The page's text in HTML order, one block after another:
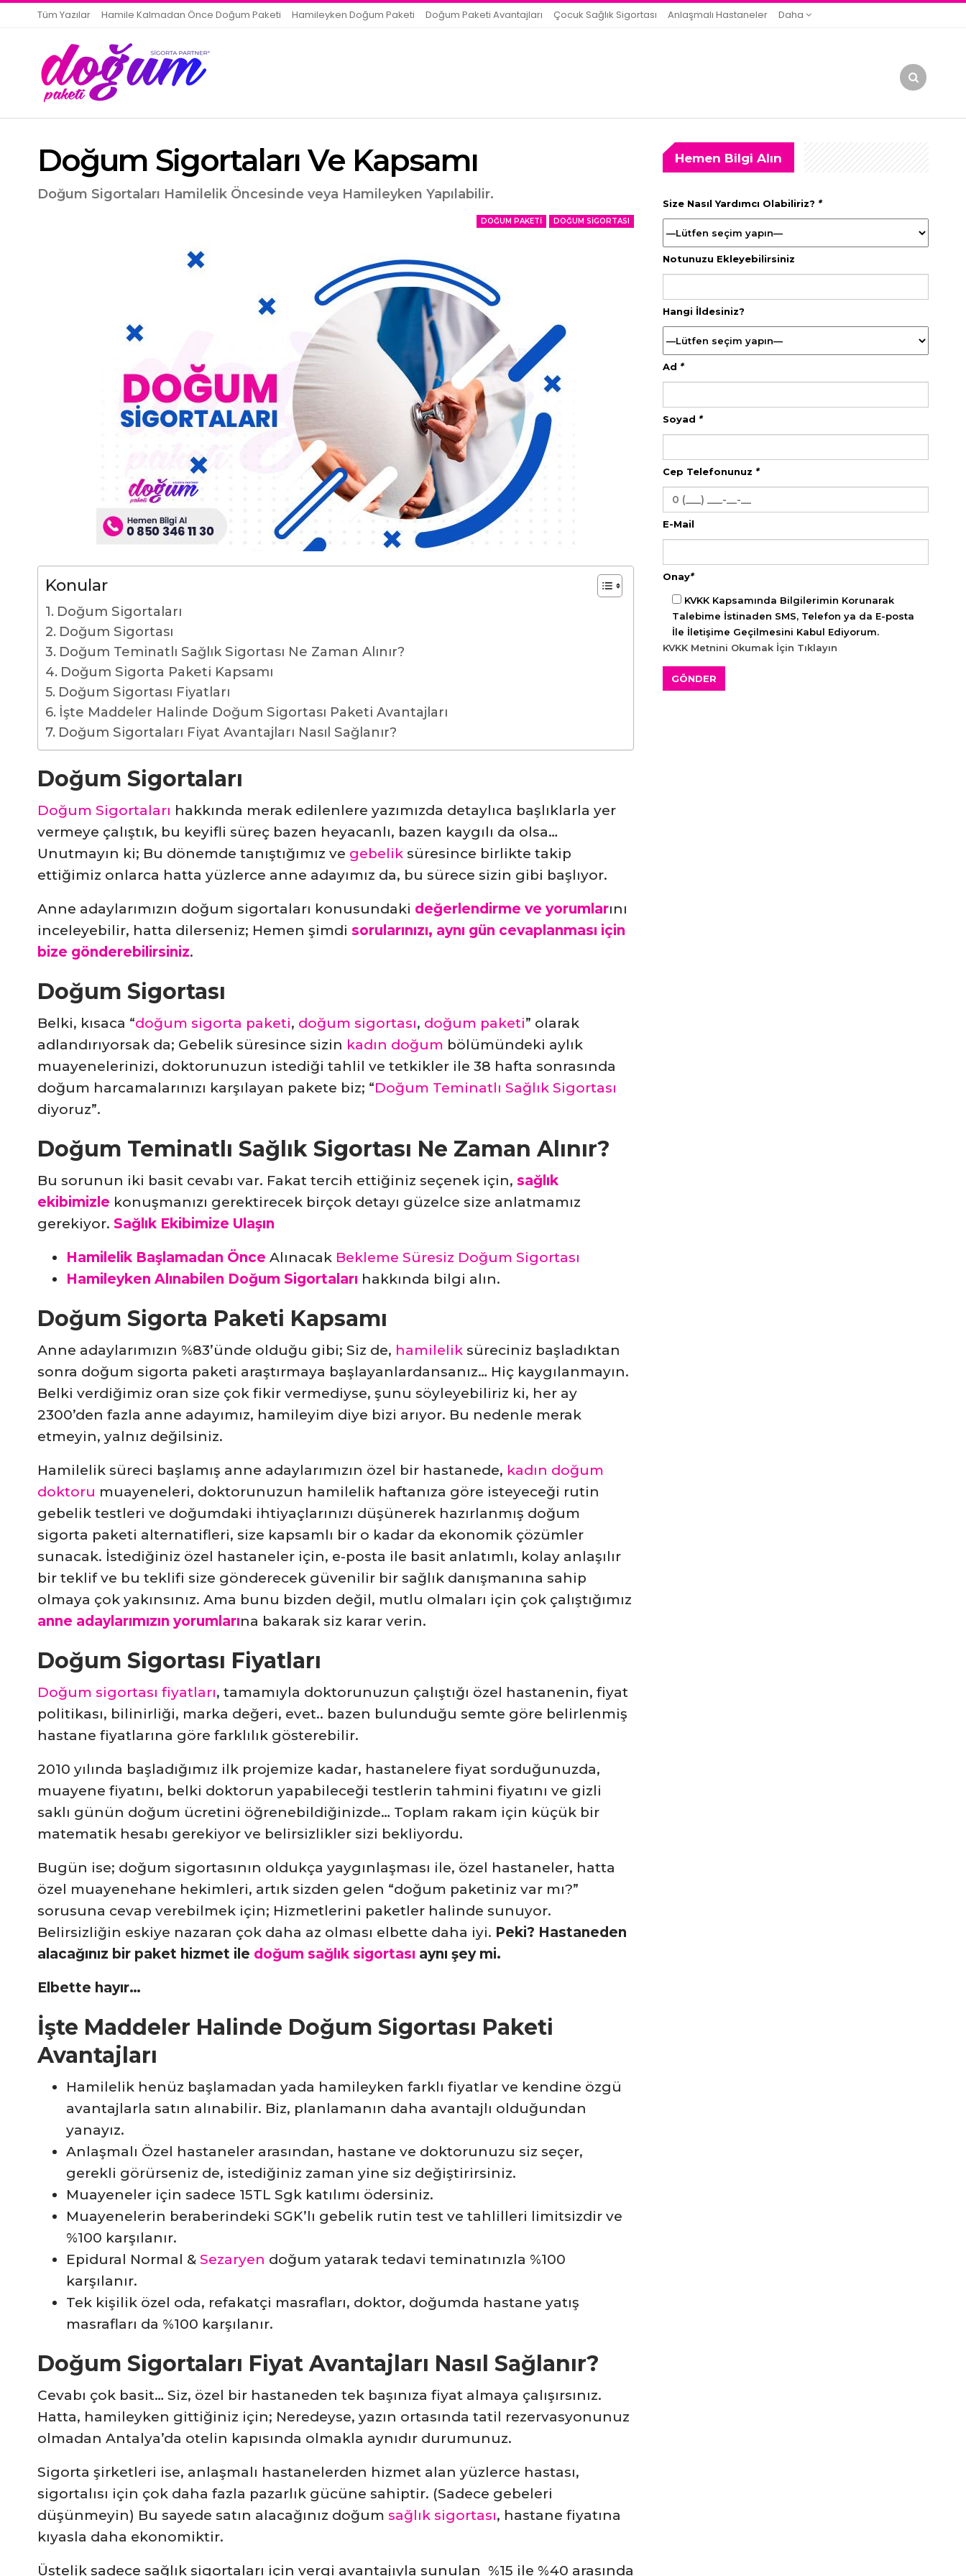
Tüm Yazılar Hamile Kalmadan Önce Doğum Paketi Hamileyken Doğum Paketi Doğum Paketi Avantajları Çocuk Sağlık Sigortası Anlaşmalı Hastaneler Daha
Doğum Sigortaları Ve Kapsamı
Doğum Sigortaları Hamilelik Öncesinde veya Hamileyken Yapılabilir.
DOĞUM PAKETI DOĞUM SIGORTASI
Konular
Doğum Sigortaları
Doğum Sigortası
Doğum Teminatlı Sağlık Sigortası Ne Zaman Alınır?
Doğum Sigorta Paketi Kapsamı
Doğum Sigortası Fiyatları
İşte Maddeler Halinde Doğum Sigortası Paketi Avantajları
Doğum Sigortaları Fiyat Avantajları Nasıl Sağlanır?
Doğum Sigortaları
Doğum Sigortaları hakkında merak edilenlere yazımızda detaylıca başlıklarla yer
vermeye çalıştık, bu keyifli süreç bazen heyacanlı, bazen kaygılı da olsa…
Unutmayın ki; Bu dönemde tanıştığımız ve gebelik süresince birlikte takip
ettiğimiz onlarca hatta yüzlerce anne adayımız da, bu sürece sizin gibi başlıyor.
Anne adaylarımızın doğum sigortaları konusundaki değerlendirme ve yorumlarını
inceleyebilir, hatta dilerseniz; Hemen şimdi sorularınızı, aynı gün cevaplanması için
bize gönderebilirsiniz.
Doğum Sigortası
Belki, kısaca “doğum sigorta paketi, doğum sigortası, doğum paketi” olarak
adlandırıyorsak da; Gebelik süresince sizin kadın doğum bölümündeki aylık
muayenelerinizi, doktorunuzun istediği tahlil ve tetkikler ile 38 hafta sonrasında
doğum harcamalarınızı karşılayan pakete biz; “Doğum Teminatlı Sağlık Sigortası
diyoruz”.
Doğum Teminatlı Sağlık Sigortası Ne Zaman Alınır?
Bu sorunun iki basit cevabı var. Fakat tercih ettiğiniz seçenek için, sağlık
ekibimizle konuşmanızı gerektirecek birçok detayı güzelce size anlatmamız
gerekiyor. Sağlık Ekibimize Ulaşın
Hamilelik Başlamadan Önce Alınacak Bekleme Süresiz Doğum Sigortası
Hamileyken Alınabilen Doğum Sigortaları hakkında bilgi alın.
Doğum Sigorta Paketi Kapsamı
Anne adaylarımızın %83’ünde olduğu gibi; Siz de, hamilelik süreciniz başladıktan
sonra doğum sigorta paketi araştırmaya başlayanlardansanız… Hiç kaygılanmayın.
Belki verdiğimiz oran size çok fikir vermediyse, şunu söyleyebiliriz ki, her ay
2300’den fazla anne adayımız, hamileyim diye bizi arıyor. Bu nedenle merak
etmeyin, yalnız değilsiniz.
Hamilelik süreci başlamış anne adaylarımızın özel bir hastanede, kadın doğum
doktoru muayeneleri, doktorunuzun hamilelik haftanıza göre isteyeceği rutin
gebelik testleri ve doğumdaki ihtiyaçlarınızı düşünerek hazırlanmış doğum
sigorta paketi alternatifleri, size kapsamlı bir o kadar da ekonomik çözümler
sunacak. İstediğiniz özel hastaneler için, e-posta ile basit anlatımlı, kolay anlaşılır
bir teklif ve bu teklifi size gönderecek güvenilir bir sağlık danışmanına sahip
olmaya çok yakınsınız. Ama bunu bizden değil, mutlu olmaları için çok çalıştığımız
anne adaylarımızın yorumlarına bakarak siz karar verin.
Doğum Sigortası Fiyatları
Doğum sigortası fiyatları, tamamıyla doktorunuzun çalıştığı özel hastanenin, fiyat
politikası, bilinirliği, marka değeri, evet.. bazen bulunduğu semte göre belirlenmiş
hastane fiyatlarına göre farklılık gösterebilir.
2010 yılında başladığımız ilk projemize kadar, hastanelere fiyat sorduğunuzda,
muayene fiyatını, belki doktorun yapabileceği testlerin tahmini fiyatını ve gizli
saklı günün doğum ücretini öğrenebildiğinizde… Toplam rakam için küçük bir
matematik hesabı gerekiyor ve belirsizlikler sizi bekliyordu.
Bugün ise; doğum sigortasının oldukça yaygınlaşması ile, özel hastaneler, hatta
özel muayenehane hekimleri, artık sizden gelen “doğum paketiniz var mı?”
sorusuna cevap verebilmek için; Hizmetlerini paketler halinde sunuyor.
Belirsizliğin eskiye nazaran çok daha az olması elbette daha iyi. Peki? Hastaneden
alacağınız bir paket hizmet ile doğum sağlık sigortası aynı şey mi.
Elbette hayır…
İşte Maddeler Halinde Doğum Sigortası Paketi
Avantajları
Hamilelik henüz başlamadan yada hamileyken farklı fiyatlar ve kendine özgü
avantajlarla satın alınabilir. Biz, planlamanın daha avantajlı olduğundan
yanayız.
Anlaşmalı Özel hastaneler arasından, hastane ve doktorunuzu siz seçer,
gerekli görürseniz de, istediğiniz zaman yine siz değiştirirsiniz.
Muayeneler için sadece 15TL Sgk katılımı ödersiniz.
Muayenelerin beraberindeki SGK’lı gebelik rutin test ve tahlilleri limitsizdir ve
%100 karşılanır.
Epidural Normal & Sezaryen doğum yatarak tedavi teminatınızla %100
karşılanır.
Tek kişilik özel oda, refakatçi masrafları, doktor, doğumda hastane yatış
masrafları da %100 karşılanır.
Doğum Sigortaları Fiyat Avantajları Nasıl Sağlanır?
Cevabı çok basit… Siz, özel bir hastaneden tek başınıza fiyat almaya çalışırsınız.
Hatta, hamileyken gittiğiniz için; Neredeyse, yazın ortasında tatil rezervasyonunuz
olmadan Antalya’da otelin kapısında olmakla aynıdır durumunuz.
Sigorta şirketleri ise, anlaşmalı hastanelerden hizmet alan yüzlerce hastası,
sigortalısı için çok daha fazla pazarlık gücüne sahiptir. (Sadece gebeleri
düşünmeyin) Bu sayede satın alacağınız doğum sağlık sigortası, hastane fiyatına
kıyasla daha ekonomiktir.
Üstelik sadece sağlık sigortaları için vergi avantajıyla sunulan %15 ile %40 arasında
Hemen Bilgi Alın
Size Nasıl Yardımcı Olabiliriz? *
Notunuzu Ekleyebilirsiniz
Hangi İldesiniz?
Ad *
Soyad *
Cep Telefonunuz *
E-Mail
Onay*
KVKK Kapsamında Bilgilerimin Korunarak
Talebime İstinaden SMS, Telefon ya da E-posta
İle İletişime Geçilmesini Kabul Ediyorum.
KVKK Metnini Okumak İçin Tıklayın